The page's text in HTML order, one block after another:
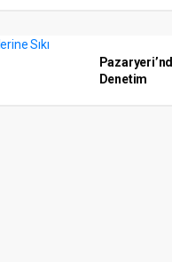
Denetim